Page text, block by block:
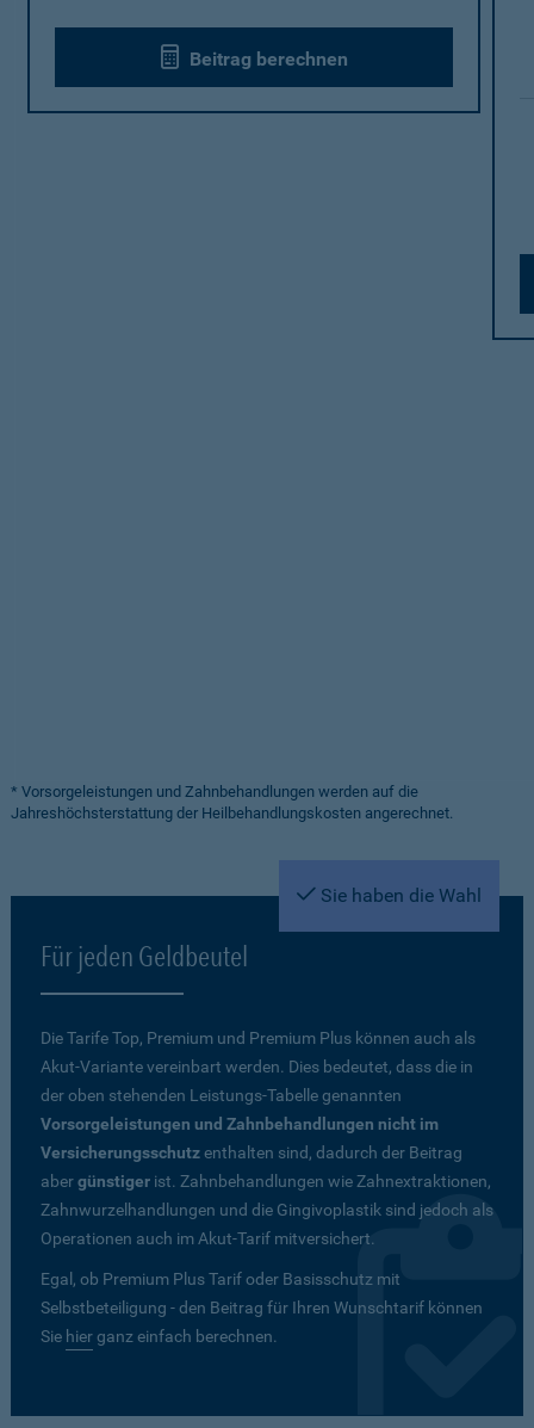
Beitrag berechnen
* Vorsorgeleistungen und Zahnbehandlungen werden auf die
Jahreshöchsterstattung der Heilbehandlungskosten angerechnet.
Sie haben die Wahl
Für jeden Geldbeutel
Die Tarife Top, Premium und Premium Plus können auch als
Akut-Variante vereinbart werden. Dies bedeutet, dass die in
der oben stehenden Leistungs-Tabelle genannten
Vorsorgeleistungen und Zahnbehandlungen nicht im
Versicherungsschutzenthalten sind, dadurch der Beitrag
abergünstiger ist. Zahnbehandlungen wie Zahnextraktionen,
Zahnwurzelhandlungen und die Gingivoplastik sind jedoch als
Operationen auch im Akut-Tarif mitversichert.
Egal, ob Premium Plus Tarif oder Basisschutz mit
Selbstbeteiligung - den Beitrag für Ihren Wunschtarif können
Sie hierganz einfach berechnen.